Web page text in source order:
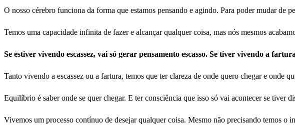
O nosso cérebro funciona da forma que estamos pensando e agindo. Para poder mudar de
Temos uma capacidade infinita de fazer e alcançar qualquer coisa, mas nós mesmos
Se estiver vivendo escassez, vai só gerar pensamento escasso. Se tiver vivendo a
Tanto vivendo a escassez ou a fartura, temos que ter clareza de onde quero chegar e onde
Equilíbrio é saber onde se quer chegar. E ter consciência que isso só vai acontecer se tiver
Vivemos um processo contínuo de desejar qualquer coisa. Mesmo não precisando temos o